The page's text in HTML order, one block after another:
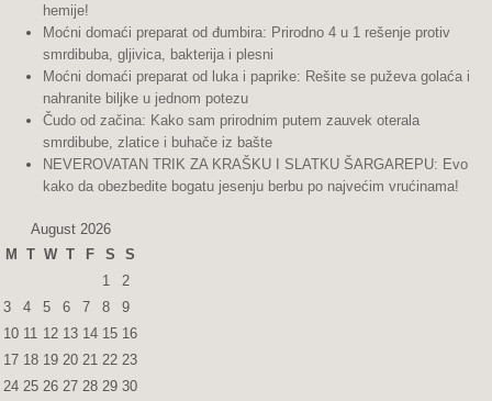
hemije!
Moćni domaći preparat od đumbira: Prirodno 4 u 1 rešenje protiv
smrdibuba, gljivica, bakterija i plesni
Moćni domaći preparat od luka i paprike: Rešite se puževa golaća i
nahranite biljke u jednom potezu
Čudo od začina: Kako sam prirodnim putem zauvek oterala
smrdibube, zlatice i buhače iz bašte
NEVEROVATAN TRIK ZA KRAŠKU I SLATKU ŠARGAREPU: Evo
kako da obezbedite bogatu jesenju berbu po najvećim vrućinama!
August 2026
M
T W T F S
S
1
2
3
4 5 6 7 8
9
10 11 12 13 14 15 16
17 18 19 20 21 22 23
24 25 26 27 28 29 30